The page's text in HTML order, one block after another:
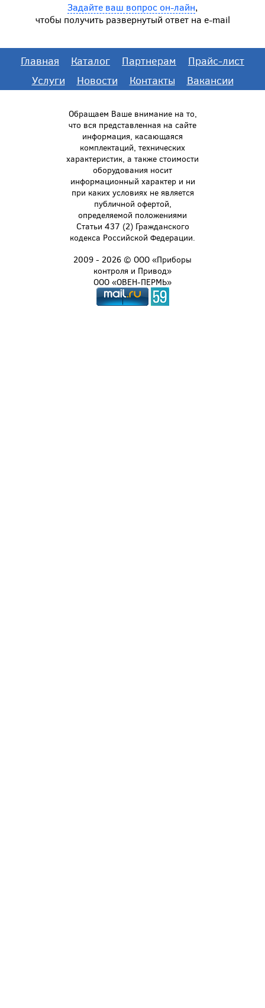
Задайте ваш вопрос он-лайн,
чтобы получить развернутый ответ на e-mail
Главная Каталог Партнерам
Прайс-лист
Услуги
Новости Контакты Вакансии
Обращаем Ваше внимание на то,
что вся представленная на сайте
информация, касающаяся
комплектаций, технических
характеристик, а также стоимости
оборудования носит
информационный характер и ни
при каких условиях не является
публичной офертой,
определяемой положениями
Статьи 437 (2) Гражданского
кодекса Российской Федерации.
2009 - 2026 © ООО «Приборы
контроля и Привод»
ООО «ОВЕН-ПЕРМЬ»